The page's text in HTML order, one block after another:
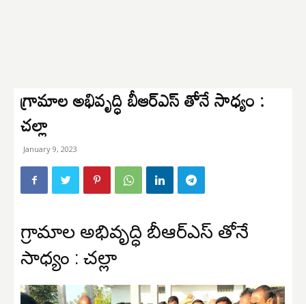
గ్రామాల అభివృద్ధి బీఆర్ఎస్ తోనే సాధ్యం :
చల్లా
January 9, 2023
గ్రామాల అభివృద్ధి బీఆర్ఎస్ తోనే
సాధ్యం : చల్లా